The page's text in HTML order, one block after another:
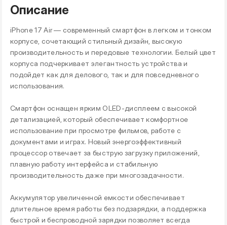
Описание
iPhone 17 Air — современный смартфон в легком и тонком
корпусе, сочетающий стильный дизайн, высокую
производительность и передовые технологии. Белый цвет
корпуса подчеркивает элегантность устройства и
подойдет как для делового, так и для повседневного
использования.
Смартфон оснащен ярким OLED-дисплеем с высокой
детализацией, который обеспечивает комфортное
использование при просмотре фильмов, работе с
документами и играх. Новый энергоэффективный
процессор отвечает за быструю загрузку приложений,
плавную работу интерфейса и стабильную
производительность даже при многозадачности.
Аккумулятор увеличенной емкости обеспечивает
длительное время работы без подзарядки, а поддержка
быстрой и беспроводной зарядки позволяет всегда